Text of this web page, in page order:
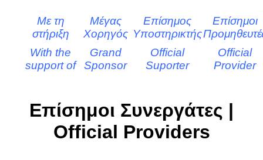
Με τη
στήριξη
Μέγας
Χορηγός
Επίσημος
Υποστηρικτής
Επίσημοι
With the
support of
Grand
Sponsor
Official
Suporter
Official
Provider
Επίσημοι Συνεργάτες |
Official Providers